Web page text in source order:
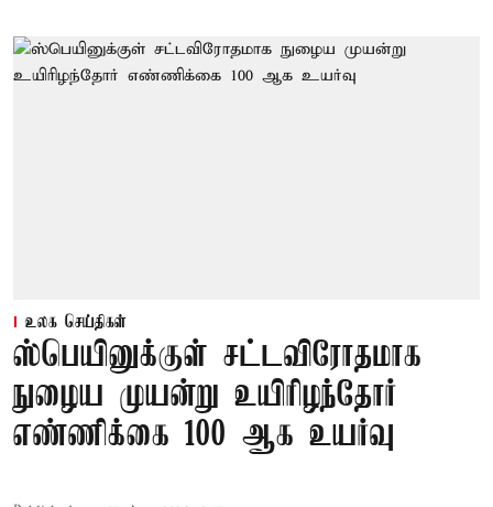
உலக செய்திகள்
ஸ்பெயினுக்குள் சட்டவிரோதமாக
நுழைய முயன்று உயிரிழந்தோர்
எண்ணிக்கை 100 ஆக உயர்வு